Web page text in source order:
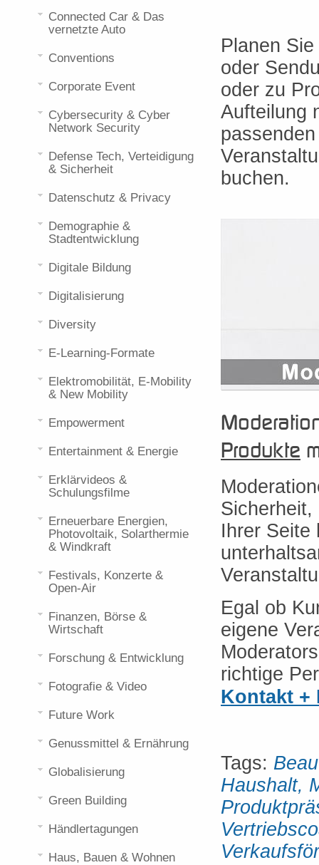
Planen
oder
oder zu
Aufteilung
buchen.
Produkte
Sicherheit,
Ihrer Seite
Egal ob
eigene
richtige
Kontakt +
Tags:
Haushalt,
Connected Car & Das
vernetzte Auto
Conventions
Corporate Event
Cybersecurity & Cyber
Network Security
Defense Tech, Verteidigung
& Sicherheit
Datenschutz & Privacy
Demographie &
Stadtentwicklung
Digitale Bildung
Digitalisierung
Diversity
E-Learning-Formate
Elektromobilität, E-Mobility
& New Mobility
Empowerment
Entertainment & Energie
Erklärvideos &
Schulungsfilme
Erneuerbare Energien,
Photovoltaik, Solarthermie
& Windkraft
Festivals, Konzerte &
Open-Air
Finanzen, Börse &
Wirtschaft
Forschung & Entwicklung
Fotografie & Video
Future Work
Genussmittel & Ernährung
Globalisierung
Green Building
Händlertagungen
Haus, Bauen & Wohnen